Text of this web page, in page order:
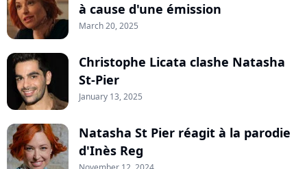
à cause d'une émission
March 20, 2025
Christophe Licata clashe Natasha
St-Pier
January 13, 2025
Natasha St Pier réagit à la parodie
d'Inès Reg